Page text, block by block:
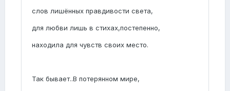
слов лишённых правдивости света,
для любви лишь в стихах,постепенно,
находила для чувств своих место.
Так бывает..В потерянном мире,